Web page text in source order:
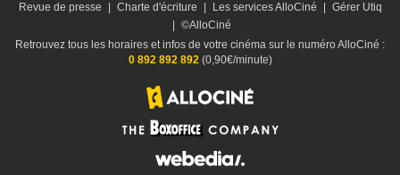
Revue de presse
Charte d'écriture Les services AlloCiné
Gérer Utiq
©AlloCiné
Retrouvez tous les horaires et infos de votre cinéma sur le numéro AlloCiné :
0 892 892 892(0,90€/minute)